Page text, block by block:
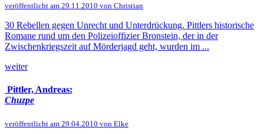
veröffentlicht am 29.11.2010 von Christian
30 Rebellen gegen Unrecht und Unterdrückung. Pittlers historische
Romane rund um den Polizeioffizier Bronstein, der in der
Zwischenkriegszeit auf Mörderjagd geht, wurden im ...
weiter
Pittler, Andreas:
Chuzpe
veröffentlicht am 29.04.2010 von Elke